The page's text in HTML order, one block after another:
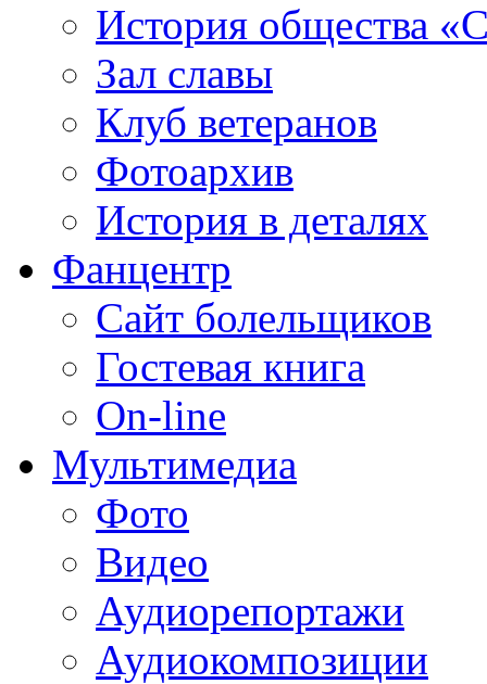
История общества
Зал славы
Клуб ветеранов
Фотоархив
История в деталях
Фанцентр
Сайт болельщиков
Гостевая книга
On-line
Мультимедиа
Фото
Видео
Аудиорепортажи
Аудиокомпозиции